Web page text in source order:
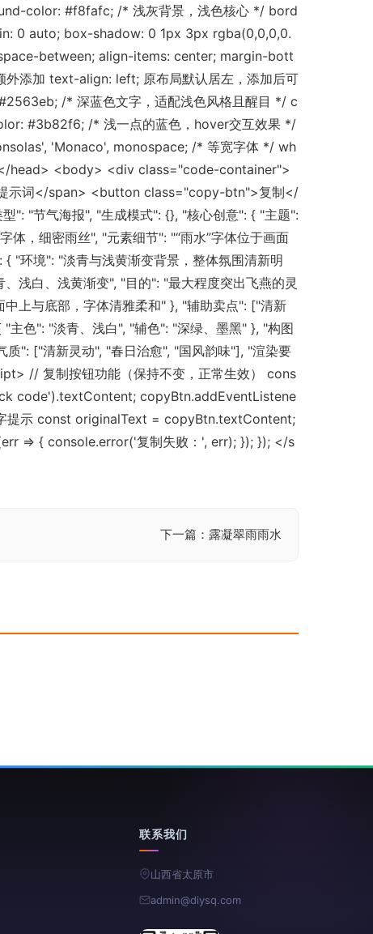
color: #f8fafc; /* 浅灰背景，浅色核心 */ bord
0 auto; box-shadow: 0 1px 3px rgba(0,0,0,0.
between; align-items: center; margin-bott
添加 text-align: left; 原布局默认居左，添加后可
/* 深蓝色文字，适配浅色风格且醒目 */ c
#3b82f6; /* 浅一点的蓝色，hover交互效果 */
'Monaco', monospace; /* 等宽字体 */ wh
head> <body> <div class="code-container">
示词</span> <button class="copy-btn">复制</
"节气海报", "生成模式": {}, "核心创意": { "主题":
体，细密雨丝", "元素细节": "“雨水”字体位于画面
"环境": "淡青与浅黄渐变背景，整体氛围清新明
浅白、浅黄渐变", "目的": "最大程度突出飞燕的灵
上与底部，字体清雅柔和" }, "辅助卖点": ["清新
主色": "淡青、浅白", "辅色": "深绿、墨黑" }, "构图
质": ["清新灵动", "春日治愈", "国风韵味"], "渲染要
// 复制按钮功能（保持不变，正常生效） cons
code').textContent; copyBtn.addEventListene
提示 const originalText = copyBtn.textContent;
=> { console.error('复制失败：', err); }); }); </s
下一篇：露凝翠雨雨水
联系我们
山西省太原市
admin@diysq.com